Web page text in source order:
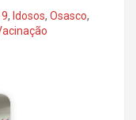
, Idosos, Osasco,